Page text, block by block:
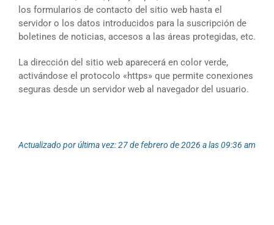
los formularios de contacto del sitio web hasta el
servidor o los datos introducidos para la suscripción de
boletines de noticias, accesos a las áreas protegidas, etc.
La dirección del sitio web aparecerá en color verde,
activándose el protocolo «https» que permite conexiones
seguras desde un servidor web al navegador del usuario.
Actualizado por última vez: 27 de febrero de 2026 a las 09:36 am